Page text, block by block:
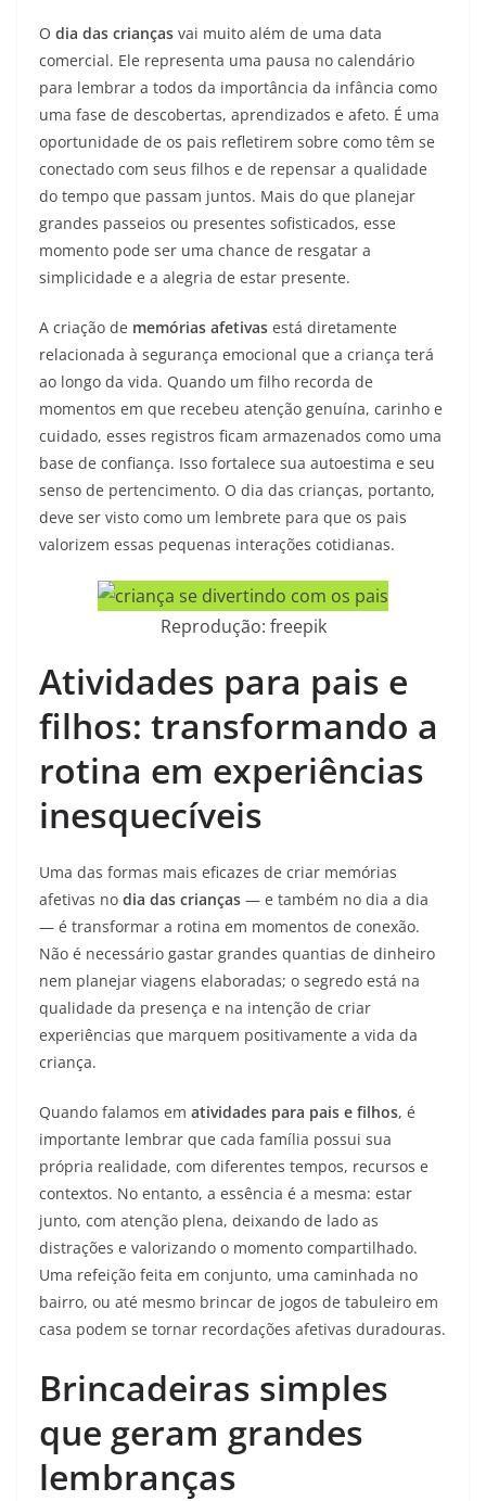
O dia das crianças vai muito além de uma data
comercial. Ele representa uma pausa no calendário
para lembrar a todos da importância da infância como
uma fase de descobertas, aprendizados e afeto. É uma
oportunidade de os pais refletirem sobre como têm se
conectado com seus filhos e de repensar a qualidade
do tempo que passam juntos. Mais do que planejar
grandes passeios ou presentes sofisticados, esse
momento pode ser uma chance de resgatar a
simplicidade e a alegria de estar presente.
A criação de memórias afetivas está diretamente
relacionada à segurança emocional que a criança terá
ao longo da vida. Quando um filho recorda de
momentos em que recebeu atenção genuína, carinho e
cuidado, esses registros ficam armazenados como uma
base de confiança. Isso fortalece sua autoestima e seu
senso de pertencimento. O dia das crianças, portanto,
deve ser visto como um lembrete para que os pais
valorizem essas pequenas interações cotidianas.
Reprodução: freepik
Atividades para pais e
filhos: transformando a
rotina em experiências
inesquecíveis
Uma das formas mais eficazes de criar memórias
afetivas no dia das crianças — e também no dia a dia
— é transformar a rotina em momentos de conexão.
Não é necessário gastar grandes quantias de dinheiro
nem planejar viagens elaboradas; o segredo está na
qualidade da presença e na intenção de criar
experiências que marquem positivamente a vida da
criança.
Quando falamos em atividades para pais e filhos, é
importante lembrar que cada família possui sua
própria realidade, com diferentes tempos, recursos e
contextos. No entanto, a essência é a mesma: estar
junto, com atenção plena, deixando de lado as
distrações e valorizando o momento compartilhado.
Uma refeição feita em conjunto, uma caminhada no
bairro, ou até mesmo brincar de jogos de tabuleiro em
casa podem se tornar recordações afetivas duradouras.
Brincadeiras simples
que geram grandes
lembranças